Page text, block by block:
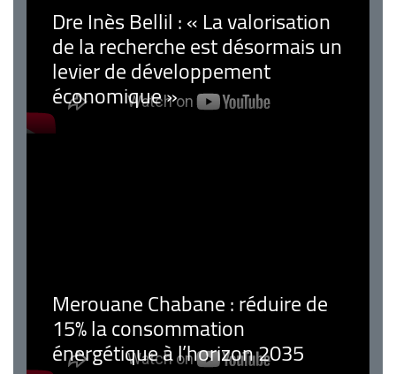
Dre Inès Bellil : « La valorisation
de la recherche est désormais un
levier de développement
économique »
Merouane Chabane : réduire de
15% la consommation
énergétique à l’horizon 2035